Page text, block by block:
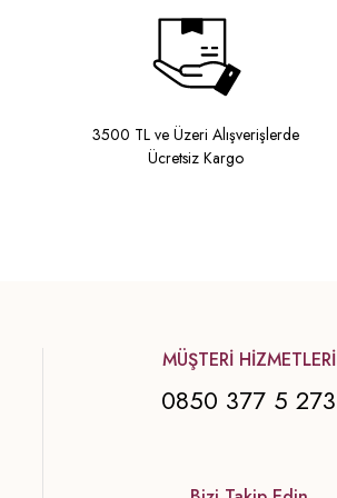
3500 TL ve Üzeri Alışverişlerde
Ücretsiz Kargo
MÜŞTERİ HİZMETLERİ
0850 377 5 273